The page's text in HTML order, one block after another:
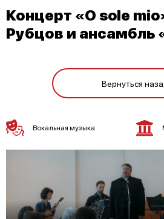
Концерт «O sole
Рубцов и ансамбль
Вернуться
Вокальная музыка